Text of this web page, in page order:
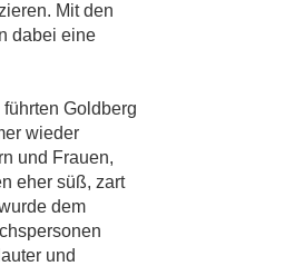
Mit den
dabei eine
Goldberg
wieder
und Frauen,
eher süß, zart
dem
und